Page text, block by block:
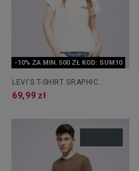
-10% ZA MIN. 500 ZŁ KOD: SUM10
LEVI'S T-SHIRT GRAPHIC
AUTHENTIC TSHIRT WHITES
69,99 zł